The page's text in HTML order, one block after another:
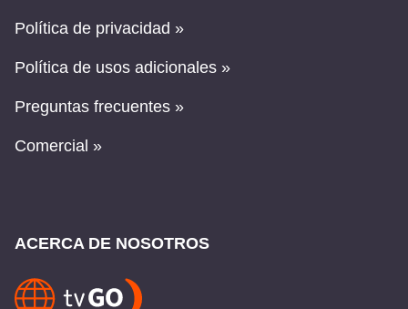
Política de privacidad »
Política de usos adicionales »
Preguntas frecuentes »
Comercial »
ACERCA DE NOSOTROS